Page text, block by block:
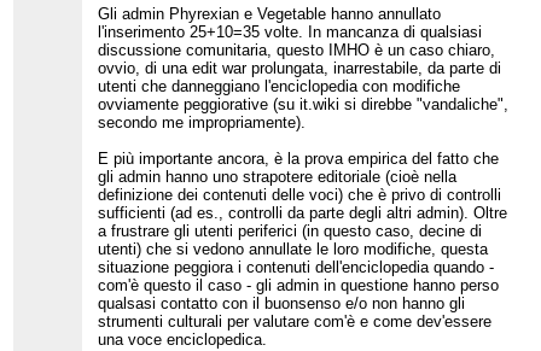
Gli admin Phyrexian e Vegetable hanno annullato
l'inserimento 25+10=35 volte. In mancanza di qualsiasi
discussione comunitaria, questo IMHO è un caso chiaro,
ovvio, di una edit war prolungata, inarrestabile, da parte di
utenti che danneggiano l'enciclopedia con modifiche
ovviamente peggiorative (su it.wiki si direbbe "vandaliche",
secondo me impropriamente).
E più importante ancora, è la prova empirica del fatto che
gli admin hanno uno strapotere editoriale (cioè nella
definizione dei contenuti delle voci) che è privo di controlli
sufficienti (ad es., controlli da parte degli altri admin). Oltre
a frustrare gli utenti periferici (in questo caso, decine di
utenti) che si vedono annullate le loro modifiche, questa
situazione peggiora i contenuti dell'enciclopedia quando -
com'è questo il caso - gli admin in questione hanno perso
qualsasi contatto con il buonsenso e/o non hanno gli
strumenti culturali per valutare com'è e come dev'essere
una voce enciclopedica.